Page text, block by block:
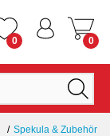
0 0
Spekula & Zubehör